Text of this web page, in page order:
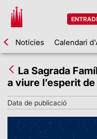
Notícies Calendari
La Sagrada
a viure l’esperit
Data de publicació